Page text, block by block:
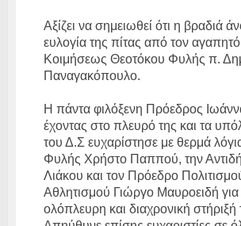
Αξίζει να σημειωθεί ότι η βραδιά
ευλογία της πίτας από τον αγαπητό
Κοιμήσεως Θεοτόκου Φυλής π.
Παναγακόπουλο.
Η πάντα φιλόξενη Πρόεδρος
έχοντας στο πλευρό της και τα
του Δ.Σ ευχαρίστησε με θερμά
Φυλής Χρήστο Παππού, την
Λιάκου και τον Πρόεδρο
Αθλητισμού Γιώργο Μαυροειδή για
ολόπλευρη και διαχρονική στήριξή